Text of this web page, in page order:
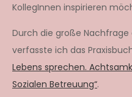
KollegInnen inspirieren
Durch die große
verfasste ich das
Lebens sprechen.
Sozialen Betreuung“.